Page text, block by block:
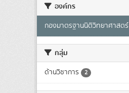
องค์กร
กองมาตรฐานนิติวิทยาศาสตร์
กลุ่ม
ด้านวิชาการ 2